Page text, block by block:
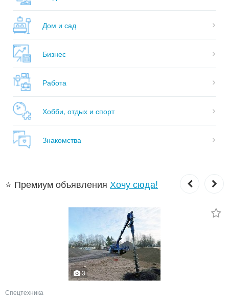
Дом и сад
Бизнес
Работа
Хобби, отдых и спорт
Знакомства
⭐ Премиум объявления Хочу сюда!
3
Спецтехника